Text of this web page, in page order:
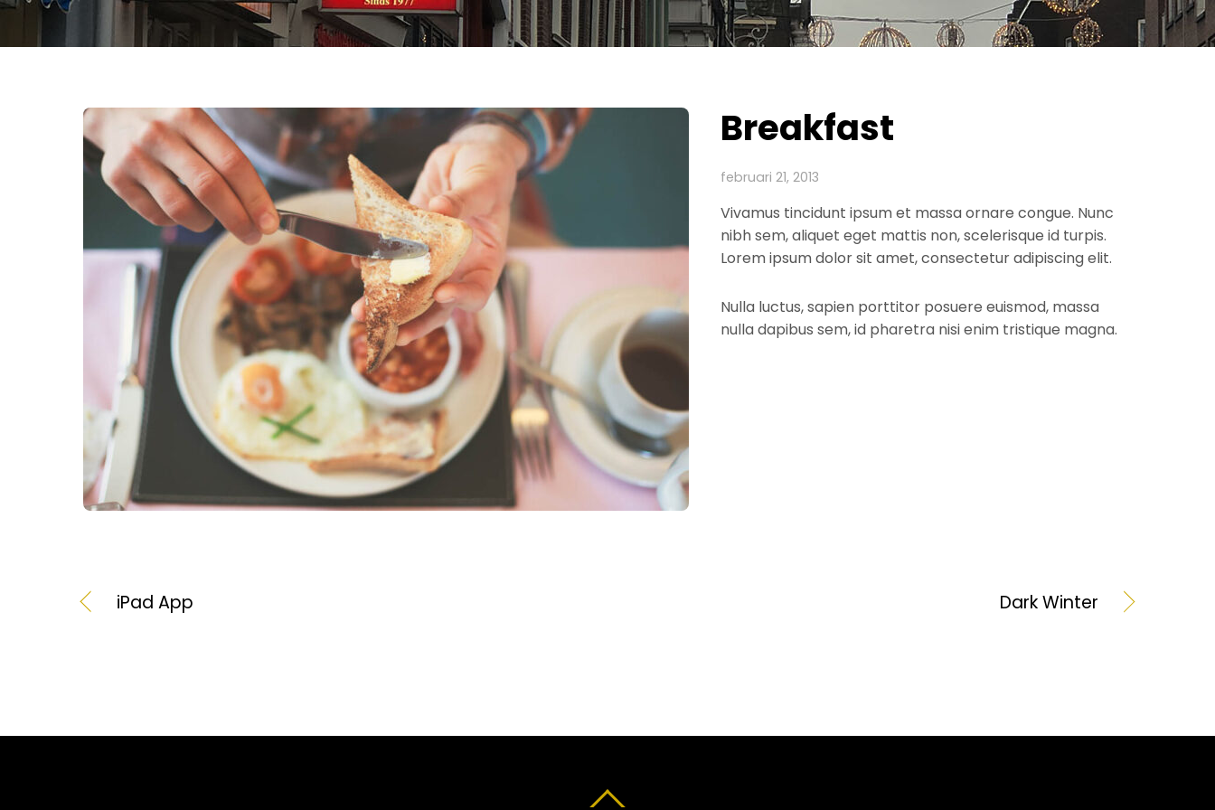
Breakfast
februari 21, 2013
Vivamus tincidunt ipsum et massa ornare congue. Nunc
nibh sem, aliquet eget mattis non, scelerisque id turpis.
Lorem ipsum dolor sit amet, consectetur adipiscing elit.
Nulla luctus, sapien porttitor posuere euismod, massa
nulla dapibus sem, id pharetra nisi enim tristique magna.
iPad App Dark Winter